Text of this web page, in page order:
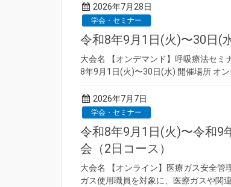
2026年7月28日
学会・セミナー
令和8年9月1日(火)〜30日(
大会名 【オンデマンド】呼吸療法セ
8年9月1日(火)〜30日(水) 開催場所 オ
2026年7月7日
学会・セミナー
令和8年9月1日(火)〜令和9
会（2日コース）
大会名 【オンライン】医療ガス安全管
ガス使用職員を対象に、医療ガスや関